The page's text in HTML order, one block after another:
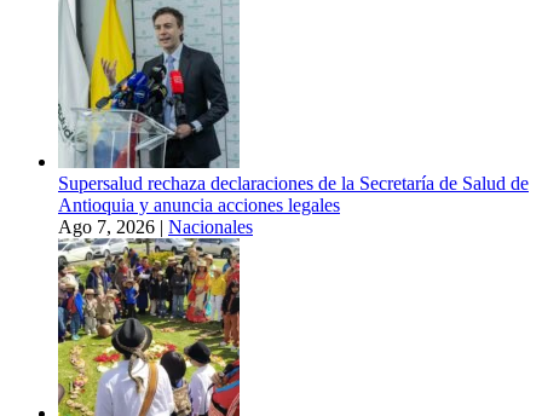
Supersalud rechaza declaraciones de la Secretaría de Salud de
Antioquia y anuncia acciones legales
Ago 7, 2026 | Nacionales